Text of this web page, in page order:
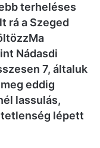
terheléses
rá a Szeged
Nádasdi
7, általuk
eddig
lassulás,
lépett